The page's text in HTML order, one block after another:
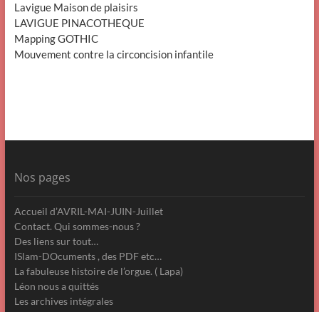
Lavigue Maison de plaisirs
LAVIGUE PINACOTHEQUE
Mapping GOTHIC
Mouvement contre la circoncision infantile
Nos pages
Accueil d’AVRIL-MAI-JUIN-Juillet
Contact. Qui sommes-nous ?
Des liens sur tout…
ISlam-DOcuments , des PDF etc…
La fabuleuse histoire de l’orgue. ( Lapa)
Léon nous a quittés
Les archives intégrales